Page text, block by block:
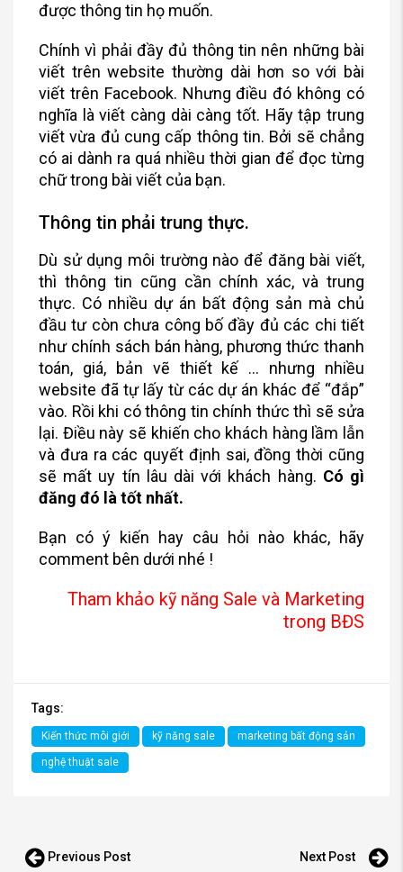
được thông tin họ muốn.
Chính vì phải đầy đủ thông tin nên những bài
viết trên website thường dài hơn so với bài
viết trên Facebook. Nhưng điều đó không có
nghĩa là viết càng dài càng tốt. Hãy tập trung
viết vừa đủ cung cấp thông tin. Bởi sẽ chẳng
có ai dành ra quá nhiều thời gian để đọc từng
chữ trong bài viết của bạn.
Thông tin phải trung thực.
Dù sử dụng môi trường nào để đăng bài viết,
thì thông tin cũng cần chính xác, và trung
thực. Có nhiều dự án bất động sản mà chủ
đầu tư còn chưa công bố đầy đủ các chi tiết
như chính sách bán hàng, phương thức thanh
toán, giá, bản vẽ thiết kế … nhưng nhiều
website đã tự lấy từ các dự án khác để “đắp”
vào. Rồi khi có thông tin chính thức thì sẽ sửa
lại. Điều này sẽ khiến cho khách hàng lầm lẫn
và đưa ra các quyết định sai, đồng thời cũng
sẽ mất uy tín lâu dài với khách hàng. Có gì
đăng đó là tốt nhất.
Bạn có ý kiến hay câu hỏi nào khác, hãy
comment bên dưới nhé !
Tham khảo kỹ năng Sale và Marketing
trong BĐS
Tags:
Kiến thức môi giới kỹ năng sale marketing bất động sản
nghệ thuật sale
Previous Post Next Post